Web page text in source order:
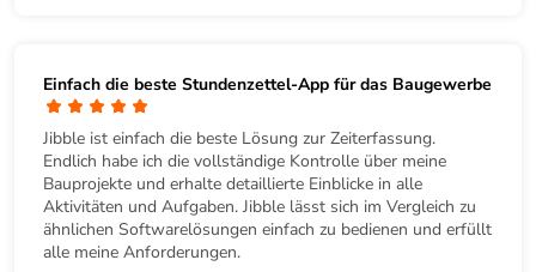
Einfach die beste Stundenzettel-App für das Baugewerbe
Jibble ist einfach die beste Lösung zur Zeiterfassung.
Endlich habe ich die vollständige Kontrolle über meine
Bauprojekte und erhalte detaillierte Einblicke in alle
Aktivitäten und Aufgaben. Jibble lässt sich im Vergleich zu
ähnlichen Softwarelösungen einfach zu bedienen und erfüllt
alle meine Anforderungen.